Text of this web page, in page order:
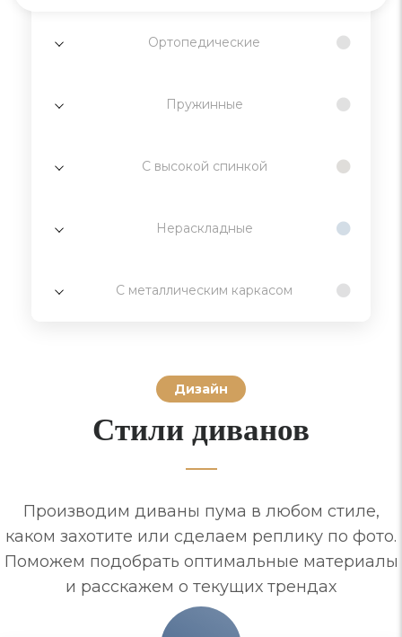
Ортопедические
Пружинные
С высокой спинкой
Нераскладные
С металлическим каркасом
Дизайн
Стили диванов
Производим диваны пума в любом стиле,
каком захотите или сделаем реплику по фото.
Поможем подобрать оптимальные материалы
и расскажем о текущих трендах